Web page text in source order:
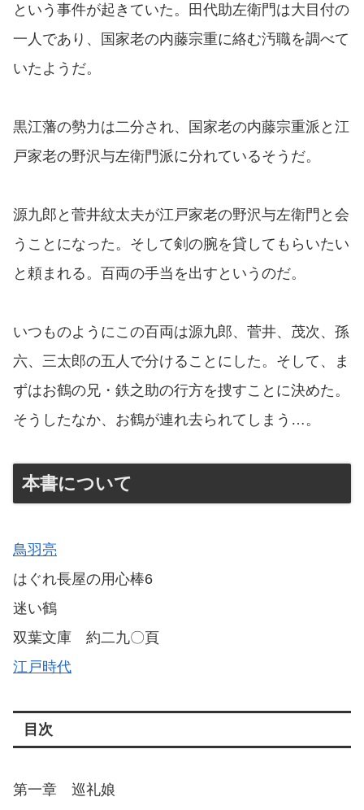
という事件が起きていた。田代助左衛門は大目付の
一人であり、国家老の内藤宗重に絡む汚職を調べて
いたようだ。
黒江藩の勢力は二分され、国家老の内藤宗重派と江
戸家老の野沢与左衛門派に分れているそうだ。
源九郎と菅井紋太夫が江戸家老の野沢与左衛門と会
うことになった。そして剣の腕を貸してもらいたい
と頼まれる。百両の手当を出すというのだ。
いつものようにこの百両は源九郎、菅井、茂次、孫
六、三太郎の五人で分けることにした。そして、ま
ずはお鶴の兄・鉄之助の行方を捜すことに決めた。
そうしたなか、お鶴が連れ去られてしまう…。
本書について
鳥羽亮
はぐれ長屋の用心棒6
迷い鶴
双葉文庫 約二九〇頁
江戸時代
目次
第一章 巡礼娘